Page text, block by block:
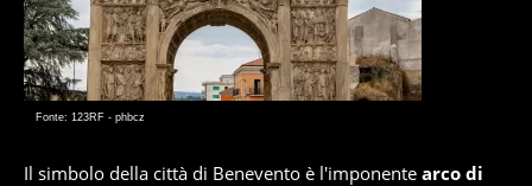
Fonte: 123RF - phbcz
Il simbolo della città di Benevento è l'imponente arco di